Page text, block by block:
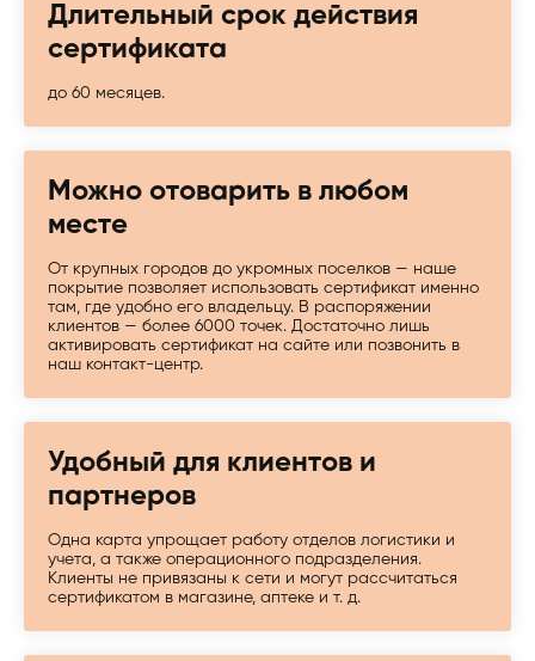
Длительный срок действия
сертификата
до 60 месяцев.
Можно отоварить в любом
месте
От крупных городов до укромных поселков — наше
покрытие позволяет использовать сертификат именно
там, где удобно его владельцу. В распоряжении
клиентов — более 6000 точек. Достаточно лишь
активировать сертификат на сайте или позвонить в
наш контакт-центр.
Удобный для клиентов и
партнеров
Одна карта упрощает работу отделов логистики и
учета, а также операционного подразделения.
Клиенты не привязаны к сети и могут рассчитаться
сертификатом в магазине, аптеке и т. д.